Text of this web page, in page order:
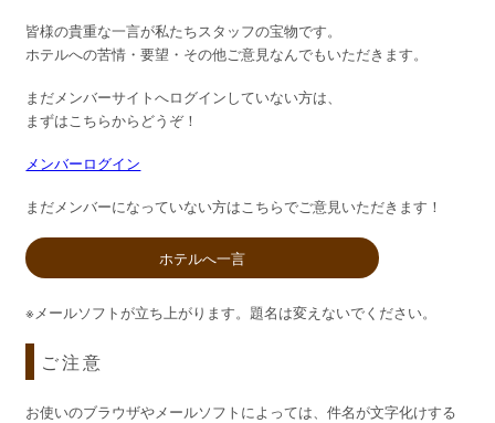
皆様の貴重な一言が私たちスタッフの宝物です。
ホテルへの苦情・要望・その他ご意見なんでもいただきます。
まだメンバーサイトへログインしていない方は、
まずはこちらからどうぞ！
メンバーログイン
まだメンバーになっていない方はこちらでご意見いただきます！
ホテルへ一言
※メールソフトが立ち上がります。題名は変えないでください。
ご注意
お使いのブラウザやメールソフトによっては、件名が文字化けする